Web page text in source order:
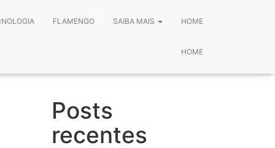
FLAMENGO SAIBA MAIS HOME
HOME
Posts
recentes